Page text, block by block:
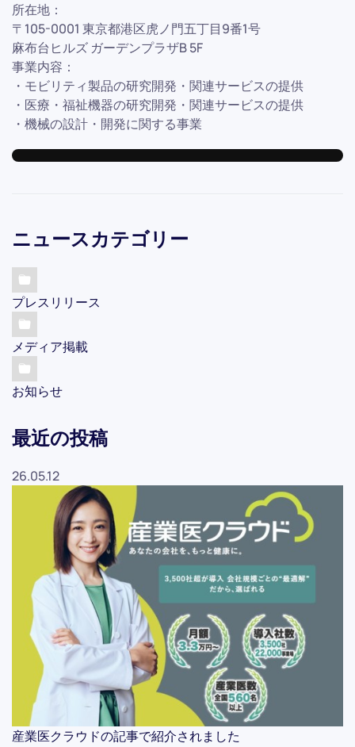
所在地：
〒105-0001 東京都港区虎ノ門五丁目9番1号
麻布台ヒルズ ガーデンプラザB 5F
事業内容：
・モビリティ製品の研究開発・関連サービスの提供
・医療・福祉機器の研究開発・関連サービスの提供
・機械の設計・開発に関する事業
ニュースカテゴリー
プレスリリース
メディア掲載
お知らせ
最近の投稿
26.05.12
産業医クラウドの記事で紹介されました